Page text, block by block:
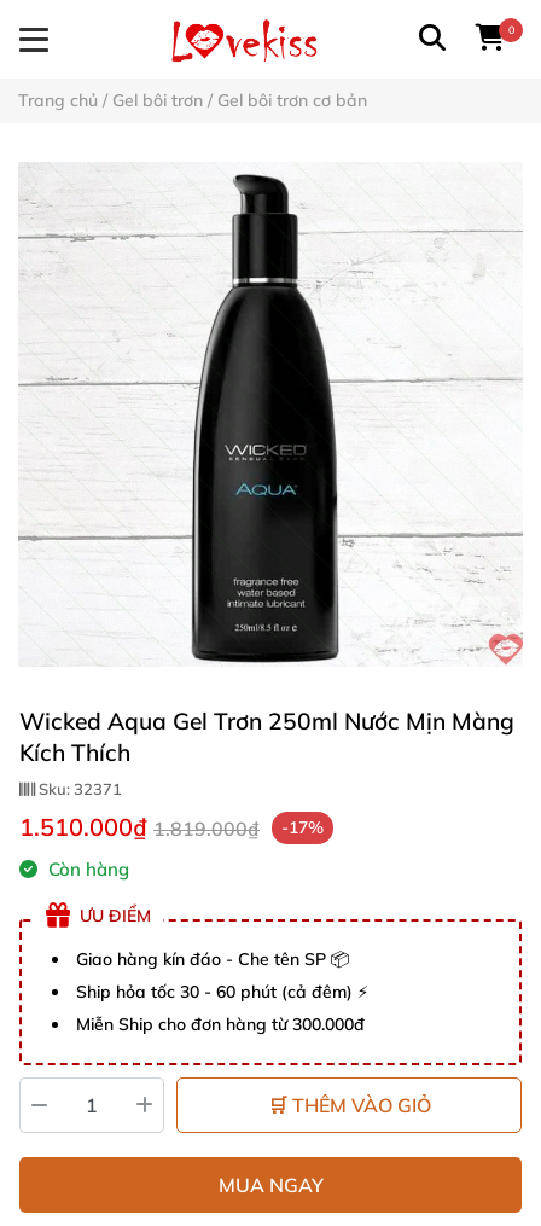
0
Trang chủ / Gel bôi trơn / Gel bôi trơn cơ bản
Wicked Aqua Gel Trơn 250ml Nước Mịn Màng
Kích Thích
Sku:32371
1.510.000₫ 1.819.000₫ -17%
Còn hàng
ƯU ĐIỂM
Giao hàng kín đáo - Che tên SP 📦
Ship hỏa tốc 30 - 60 phút (cả đêm) ⚡
Miễn Ship cho đơn hàng từ 300.000đ
🛒 THÊM VÀO GIỎ
MUA NGAY